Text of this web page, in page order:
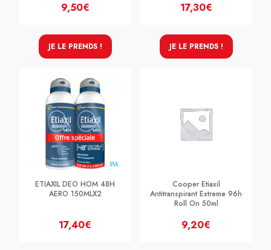
9,50€
JE LE PRENDS !
17,30€
JE LE PRENDS !
ETIAXIL DEO HOM 48H
AERO 150MLX2
17,40€
Cooper Etiaxil
Antitranspirant Extreme 96h
Roll On 50ml
9,20€